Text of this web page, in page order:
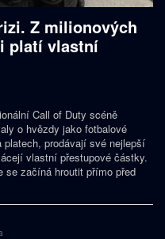
Z milionových
platí vlastní
Call of Duty scéně
o hvězdy jako fotbalové
prodávají své nejlepší
vlastní přestupové částky.
se začíná hroutit přímo před